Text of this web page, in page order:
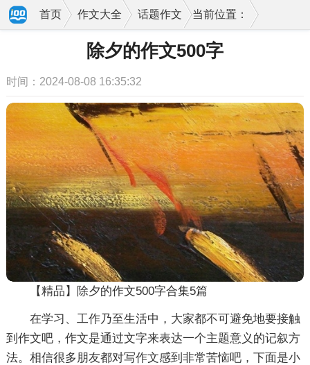
当前位置：
首页 作文大全 话题作文
除夕的作文500字
时间：2024-08-08 16:35:32
【精品】除夕的作文500字合集5篇
在学习、工作乃至生活中，大家都不可避免地要接触
到作文吧，作文是通过文字来表达一个主题意义的记叙方
法。相信很多朋友都对写作文感到非常苦恼吧，下面是小